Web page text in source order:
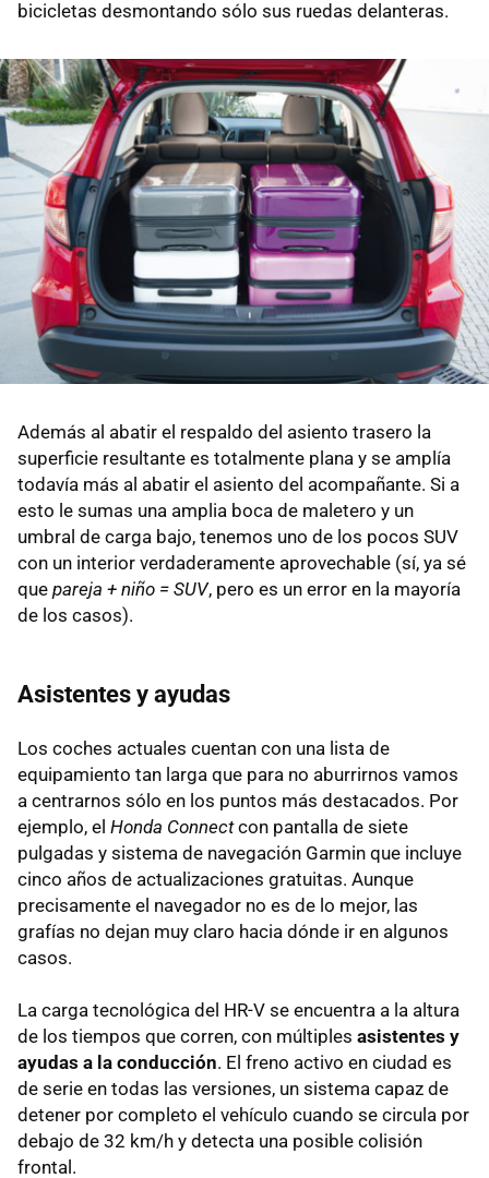
bicicletas desmontando sólo sus ruedas delanteras.
Además al abatir el respaldo del asiento trasero la
superficie resultante es totalmente plana y se amplía
todavía más al abatir el asiento del acompañante. Si a
esto le sumas una amplia boca de maletero y un
umbral de carga bajo, tenemos uno de los pocos SUV
con un interior verdaderamente aprovechable (sí, ya sé
que pareja + niño = SUV, pero es un error en la mayoría
de los casos).
Asistentes y ayudas
Los coches actuales cuentan con una lista de
equipamiento tan larga que para no aburrirnos vamos
a centrarnos sólo en los puntos más destacados. Por
ejemplo, el Honda Connectcon pantalla de siete
pulgadas y sistema de navegación Garmin que incluye
cinco años de actualizaciones gratuitas. Aunque
precisamente el navegador no es de lo mejor, las
grafías no dejan muy claro hacia dónde ir en algunos
casos.
La carga tecnológica del HR-V se encuentra a la altura
de los tiempos que corren, con múltiples asistentes y
ayudas a la conducción. El freno activo en ciudad es
de serie en todas las versiones, un sistema capaz de
detener por completo el vehículo cuando se circula por
debajo de 32 km/h y detecta una posible colisión
frontal.